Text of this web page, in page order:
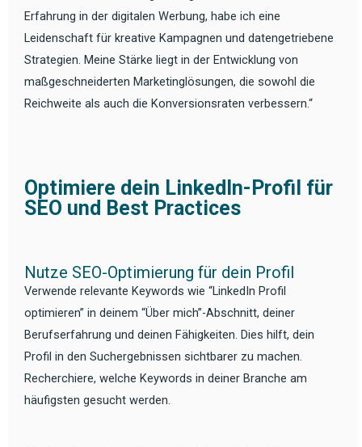
Erfahrung in der digitalen Werbung, habe ich eine
Leidenschaft für kreative Kampagnen und datengetriebene
Strategien. Meine Stärke liegt in der Entwicklung von
maßgeschneiderten Marketinglösungen, die sowohl die
Reichweite als auch die Konversionsraten verbessern.“
Optimiere dein LinkedIn-Profil für
SEO und Best Practices
Nutze SEO-Optimierung für dein Profil
Verwende relevante Keywords wie “LinkedIn Profil
optimieren” in deinem “Über mich”-Abschnitt, deiner
Berufserfahrung und deinen Fähigkeiten. Dies hilft, dein
Profil in den Suchergebnissen sichtbarer zu machen.
Recherchiere, welche Keywords in deiner Branche am
häufigsten gesucht werden.